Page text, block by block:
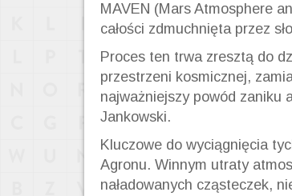
MAVEN (Mars Atmosphere
całości zdmuchnięta przez
Proces ten trwa zresztą do
przestrzeni kosmicznej,
najważniejszy powód zaniku
Jankowski.
Kluczowe do wyciągnięcia
Agronu. Winnym utraty
naładowanych cząsteczek,